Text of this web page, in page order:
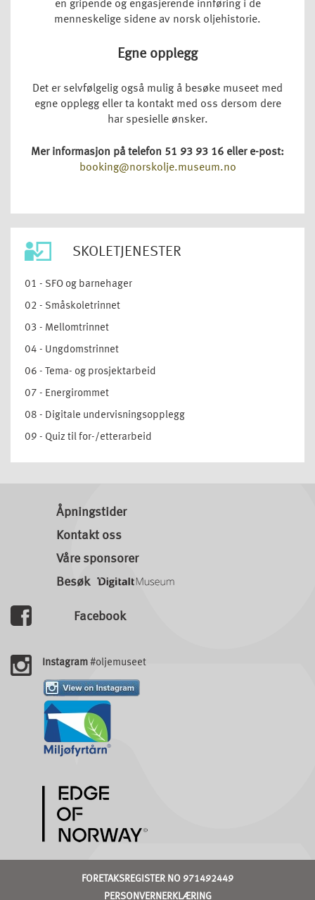
en gripende og engasjerende innføring i de
menneskelige sidene av norsk oljehistorie.
Egne opplegg
Det er selvfølgelig også mulig å besøke museet med
egne opplegg eller ta kontakt med oss dersom dere
har spesielle ønsker.
Mer informasjon på telefon 51 93 93 16 eller e-post:
booking@norskolje.museum.no
SKOLETJENESTER
01 - SFO og barnehager
02 - Småskoletrinnet
03 - Mellomtrinnet
04 - Ungdomstrinnet
06 - Tema- og prosjektarbeid
07 - Energirommet
08 - Digitale undervisningsopplegg
09 - Quiz til for-/etterarbeid
Åpningstider
Kontakt oss
Våre sponsorer
Besøk
Facebook
Instagram#oljemuseet
FORETAKSREGISTER NO 971492449
PERSONVERNERKLÆRING